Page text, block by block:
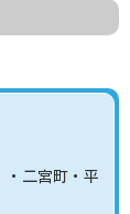
・二宮町・平